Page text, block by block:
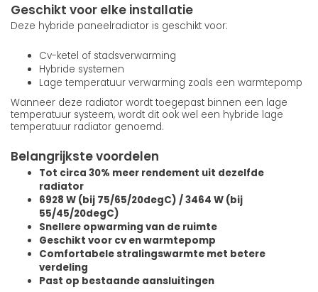
Geschikt voor elke installatie
Deze hybride paneelradiator is geschikt voor:
Cv-ketel of stadsverwarming
Hybride systemen
Lage temperatuur verwarming zoals een warmtepomp
Wanneer deze radiator wordt toegepast binnen een lage
temperatuur systeem, wordt dit ook wel een hybride lage
temperatuur radiator genoemd.
Belangrijkste voordelen
Tot circa 30% meer rendement uit dezelfde
radiator
6928 W (bij 75/65/20degC) / 3464 W (bij
55/45/20degC)
Snellere opwarming van de ruimte
Geschikt voor cv en warmtepomp
Comfortabele stralingswarmte met betere
verdeling
Past op bestaande aansluitingen